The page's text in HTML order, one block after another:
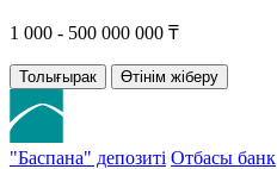
1 000 - 500 000 000 ₸
Толығырак Өтінім жіберу
"Баспана" депозиті Отбасы банк